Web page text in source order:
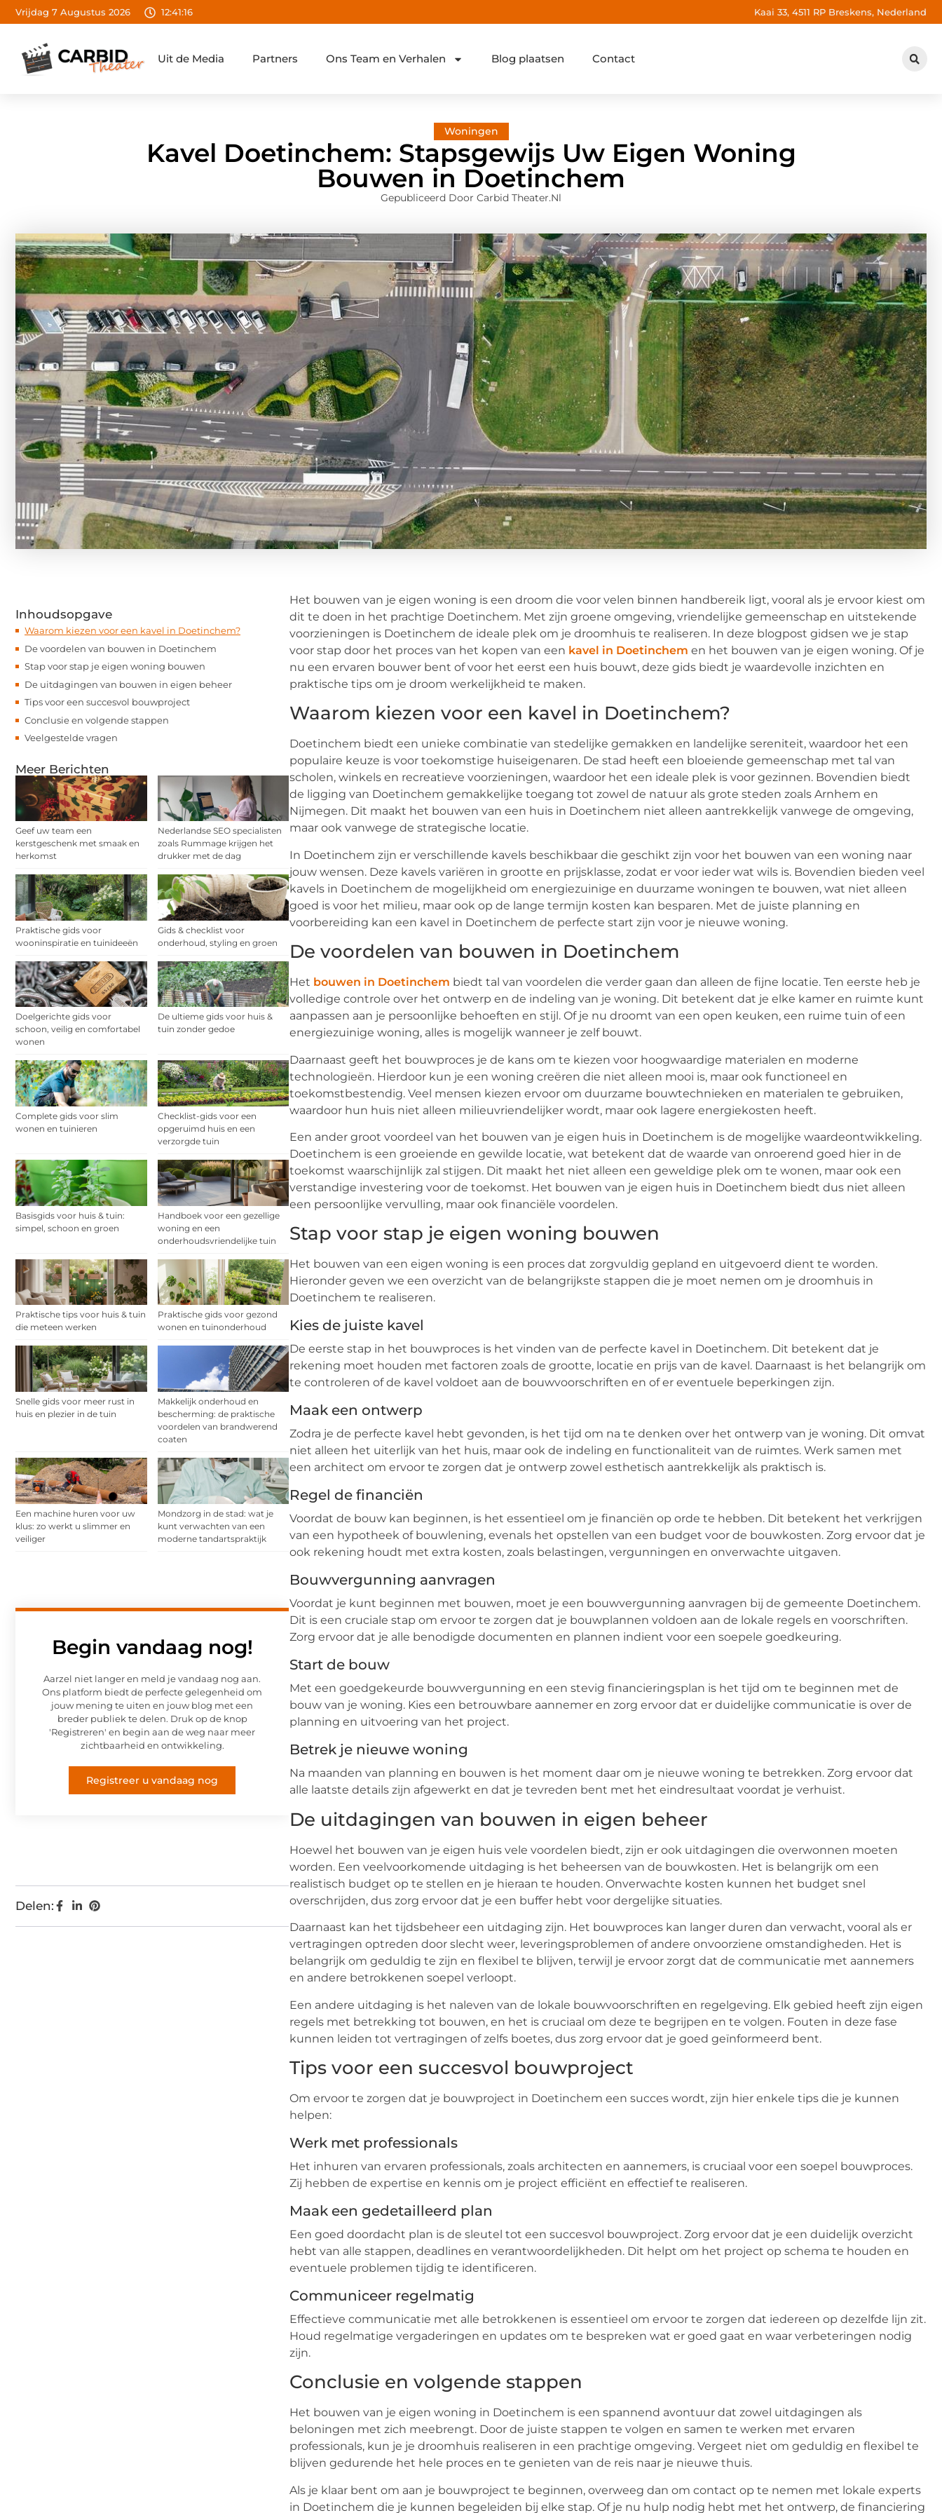
Vrijdag 7 Augustus 2026 12:41:17 Kaai 33, 4511 RP Breskens, Nederland
Uit de Media Partners Ons Team en Verhalen Blog plaatsen Contact
Woningen
Kavel Doetinchem: Stapsgewijs Uw Eigen Woning
Bouwen in Doetinchem
Gepubliceerd Door Carbid Theater.nl
Inhoudsopgave
Waarom kiezen voor een kavel in Doetinchem?
De voordelen van bouwen in Doetinchem
Stap voor stap je eigen woning bouwen
De uitdagingen van bouwen in eigen beheer
Tips voor een succesvol bouwproject
Conclusie en volgende stappen
Veelgestelde vragen
Meer Berichten
Geef uw team een
kerstgeschenk met smaak en
herkomst
Nederlandse SEO specialisten
zoals Rummage krijgen het
drukker met de dag
Praktische gids voor
wooninspiratie en tuinideeën
Gids & checklist voor
onderhoud, styling en groen
Doelgerichte gids voor
schoon, veilig en comfortabel
wonen
De ultieme gids voor huis &
tuin zonder gedoe
Complete gids voor slim
wonen en tuinieren
Checklist-gids voor een
opgeruimd huis en een
verzorgde tuin
Basisgids voor huis & tuin:
simpel, schoon en groen
Handboek voor een gezellige
woning en een
onderhoudsvriendelijke tuin
Praktische tips voor huis & tuin
die meteen werken
Praktische gids voor gezond
wonen en tuinonderhoud
Snelle gids voor meer rust in
huis en plezier in de tuin
Makkelijk onderhoud en
bescherming: de praktische
voordelen van brandwerend
coaten
Een machine huren voor uw
klus: zo werkt u slimmer en
veiliger
Mondzorg in de stad: wat je
kunt verwachten van een
moderne tandartspraktijk
Begin vandaag nog!
Aarzel niet langer en meld je vandaag nog aan.
Ons platform biedt de perfecte gelegenheid om
jouw mening te uiten en jouw blog met een
breder publiek te delen. Druk op de knop
'Registreren' en begin aan de weg naar meer
zichtbaarheid en ontwikkeling.
Registreer u vandaag nog
Delen:
Het bouwen van je eigen woning is een droom die voor velen binnen handbereik ligt, vooral als je ervoor kiest om
dit te doen in het prachtige Doetinchem. Met zijn groene omgeving, vriendelijke gemeenschap en uitstekende
voorzieningen is Doetinchem de ideale plek om je droomhuis te realiseren. In deze blogpost gidsen we je stap
voor stap door het proces van het kopen van een kavel in Doetinchem en het bouwen van je eigen woning. Of je
nu een ervaren bouwer bent of voor het eerst een huis bouwt, deze gids biedt je waardevolle inzichten en
praktische tips om je droom werkelijkheid te maken.
Waarom kiezen voor een kavel in Doetinchem?
Doetinchem biedt een unieke combinatie van stedelijke gemakken en landelijke sereniteit, waardoor het een
populaire keuze is voor toekomstige huiseigenaren. De stad heeft een bloeiende gemeenschap met tal van
scholen, winkels en recreatieve voorzieningen, waardoor het een ideale plek is voor gezinnen. Bovendien biedt
de ligging van Doetinchem gemakkelijke toegang tot zowel de natuur als grote steden zoals Arnhem en
Nijmegen. Dit maakt het bouwen van een huis in Doetinchem niet alleen aantrekkelijk vanwege de omgeving,
maar ook vanwege de strategische locatie.
In Doetinchem zijn er verschillende kavels beschikbaar die geschikt zijn voor het bouwen van een woning naar
jouw wensen. Deze kavels variëren in grootte en prijsklasse, zodat er voor ieder wat wils is. Bovendien bieden veel
kavels in Doetinchem de mogelijkheid om energiezuinige en duurzame woningen te bouwen, wat niet alleen
goed is voor het milieu, maar ook op de lange termijn kosten kan besparen. Met de juiste planning en
voorbereiding kan een kavel in Doetinchem de perfecte start zijn voor je nieuwe woning.
De voordelen van bouwen in Doetinchem
Het bouwen in Doetinchem biedt tal van voordelen die verder gaan dan alleen de fijne locatie. Ten eerste heb je
volledige controle over het ontwerp en de indeling van je woning. Dit betekent dat je elke kamer en ruimte kunt
aanpassen aan je persoonlijke behoeften en stijl. Of je nu droomt van een open keuken, een ruime tuin of een
energiezuinige woning, alles is mogelijk wanneer je zelf bouwt.
Daarnaast geeft het bouwproces je de kans om te kiezen voor hoogwaardige materialen en moderne
technologieën. Hierdoor kun je een woning creëren die niet alleen mooi is, maar ook functioneel en
toekomstbestendig. Veel mensen kiezen ervoor om duurzame bouwtechnieken en materialen te gebruiken,
waardoor hun huis niet alleen milieuvriendelijker wordt, maar ook lagere energiekosten heeft.
Een ander groot voordeel van het bouwen van je eigen huis in Doetinchem is de mogelijke waardeontwikkeling.
Doetinchem is een groeiende en gewilde locatie, wat betekent dat de waarde van onroerend goed hier in de
toekomst waarschijnlijk zal stijgen. Dit maakt het niet alleen een geweldige plek om te wonen, maar ook een
verstandige investering voor de toekomst. Het bouwen van je eigen huis in Doetinchem biedt dus niet alleen
een persoonlijke vervulling, maar ook financiële voordelen.
Stap voor stap je eigen woning bouwen
Het bouwen van een eigen woning is een proces dat zorgvuldig gepland en uitgevoerd dient te worden.
Hieronder geven we een overzicht van de belangrijkste stappen die je moet nemen om je droomhuis in
Doetinchem te realiseren.
Kies de juiste kavel
De eerste stap in het bouwproces is het vinden van de perfecte kavel in Doetinchem. Dit betekent dat je
rekening moet houden met factoren zoals de grootte, locatie en prijs van de kavel. Daarnaast is het belangrijk om
te controleren of de kavel voldoet aan de bouwvoorschriften en of er eventuele beperkingen zijn.
Maak een ontwerp
Zodra je de perfecte kavel hebt gevonden, is het tijd om na te denken over het ontwerp van je woning. Dit omvat
niet alleen het uiterlijk van het huis, maar ook de indeling en functionaliteit van de ruimtes. Werk samen met
een architect om ervoor te zorgen dat je ontwerp zowel esthetisch aantrekkelijk als praktisch is.
Regel de financiën
Voordat de bouw kan beginnen, is het essentieel om je financiën op orde te hebben. Dit betekent het verkrijgen
van een hypotheek of bouwlening, evenals het opstellen van een budget voor de bouwkosten. Zorg ervoor dat je
ook rekening houdt met extra kosten, zoals belastingen, vergunningen en onverwachte uitgaven.
Bouwvergunning aanvragen
Voordat je kunt beginnen met bouwen, moet je een bouwvergunning aanvragen bij de gemeente Doetinchem.
Dit is een cruciale stap om ervoor te zorgen dat je bouwplannen voldoen aan de lokale regels en voorschriften.
Zorg ervoor dat je alle benodigde documenten en plannen indient voor een soepele goedkeuring.
Start de bouw
Met een goedgekeurde bouwvergunning en een stevig financieringsplan is het tijd om te beginnen met de
bouw van je woning. Kies een betrouwbare aannemer en zorg ervoor dat er duidelijke communicatie is over de
planning en uitvoering van het project.
Betrek je nieuwe woning
Na maanden van planning en bouwen is het moment daar om je nieuwe woning te betrekken. Zorg ervoor dat
alle laatste details zijn afgewerkt en dat je tevreden bent met het eindresultaat voordat je verhuist.
De uitdagingen van bouwen in eigen beheer
Hoewel het bouwen van je eigen huis vele voordelen biedt, zijn er ook uitdagingen die overwonnen moeten
worden. Een veelvoorkomende uitdaging is het beheersen van de bouwkosten. Het is belangrijk om een
realistisch budget op te stellen en je hieraan te houden. Onverwachte kosten kunnen het budget snel
overschrijden, dus zorg ervoor dat je een buffer hebt voor dergelijke situaties.
Daarnaast kan het tijdsbeheer een uitdaging zijn. Het bouwproces kan langer duren dan verwacht, vooral als er
vertragingen optreden door slecht weer, leveringsproblemen of andere onvoorziene omstandigheden. Het is
belangrijk om geduldig te zijn en flexibel te blijven, terwijl je ervoor zorgt dat de communicatie met aannemers
en andere betrokkenen soepel verloopt.
Een andere uitdaging is het naleven van de lokale bouwvoorschriften en regelgeving. Elk gebied heeft zijn eigen
regels met betrekking tot bouwen, en het is cruciaal om deze te begrijpen en te volgen. Fouten in deze fase
kunnen leiden tot vertragingen of zelfs boetes, dus zorg ervoor dat je goed geïnformeerd bent.
Tips voor een succesvol bouwproject
Om ervoor te zorgen dat je bouwproject in Doetinchem een succes wordt, zijn hier enkele tips die je kunnen
helpen:
Werk met professionals
Het inhuren van ervaren professionals, zoals architecten en aannemers, is cruciaal voor een soepel bouwproces.
Zij hebben de expertise en kennis om je project efficiënt en effectief te realiseren.
Maak een gedetailleerd plan
Een goed doordacht plan is de sleutel tot een succesvol bouwproject. Zorg ervoor dat je een duidelijk overzicht
hebt van alle stappen, deadlines en verantwoordelijkheden. Dit helpt om het project op schema te houden en
eventuele problemen tijdig te identificeren.
Communiceer regelmatig
Effectieve communicatie met alle betrokkenen is essentieel om ervoor te zorgen dat iedereen op dezelfde lijn zit.
Houd regelmatige vergaderingen en updates om te bespreken wat er goed gaat en waar verbeteringen nodig
zijn.
Conclusie en volgende stappen
Het bouwen van je eigen woning in Doetinchem is een spannend avontuur dat zowel uitdagingen als
beloningen met zich meebrengt. Door de juiste stappen te volgen en samen te werken met ervaren
professionals, kun je je droomhuis realiseren in een prachtige omgeving. Vergeet niet om geduldig en flexibel te
blijven gedurende het hele proces en te genieten van de reis naar je nieuwe thuis.
Als je klaar bent om aan je bouwproject te beginnen, overweeg dan om contact op te nemen met lokale experts
in Doetinchem die je kunnen begeleiden bij elke stap. Of je nu hulp nodig hebt met het ontwerp, de financiering